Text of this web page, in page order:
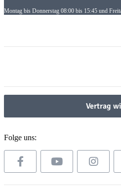
Montag bis Donnerstag 08:00 bis 15:45 und
Vertrag
Folge uns: